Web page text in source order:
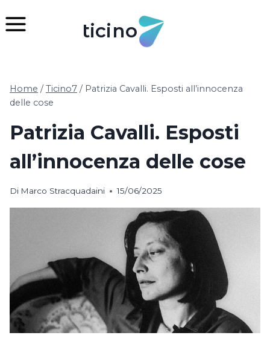
al
ticino
Home / Ticino7 / Patrizia Cavalli. Esposti all’innocenza
delle cose
Patrizia Cavalli. Esposti
all’innocenza delle cose
Di Marco Stracquadaini 15/06/2025